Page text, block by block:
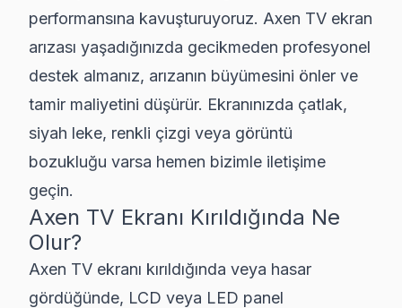
· Hi-Level TV Açılmıyor
· iFFALCON TV Açılmıyor
· Samsung TV Açılmıyor
· LG TV Açılmıyor
· Panasonic TV Açılmıyor
· Toshiba TV Açılmıyor
performansına kavuşturuyoruz. Axen TV ekran
arızası yaşadığınızda gecikmeden profesyonel
destek almanız, arızanın büyümesini önler ve
tamir maliyetini düşürür. Ekranınızda çatlak,
siyah leke, renkli çizgi veya görüntü
bozukluğu varsa hemen bizimle iletişime
geçin.
Axen TV Ekranı Kırıldığında Ne
Olur?
Axen TV ekranı kırıldığında veya hasar
gördüğünde, LCD veya LED panel